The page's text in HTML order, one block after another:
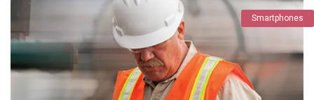
Smartphones